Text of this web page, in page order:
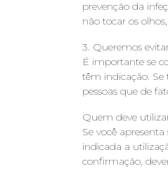
prevenção da
não tocar os
3. Queremos
É importante se
têm indicação. Se
pessoas que de
Quem deve
Se você
indicada a
confirmação,